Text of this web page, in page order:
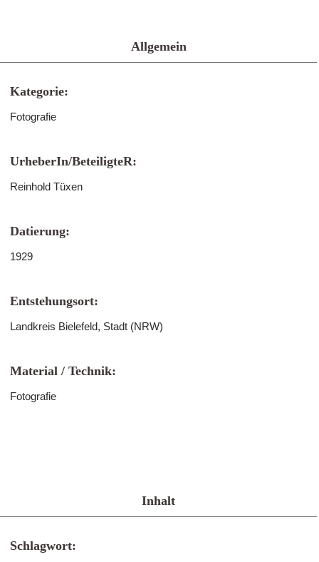
Allgemein
Kategorie:
Fotografie
UrheberIn/BeteiligteR:
Reinhold Tüxen
Datierung:
1929
Entstehungsort:
Landkreis Bielefeld, Stadt (NRW)
Material / Technik:
Fotografie
Inhalt
Schlagwort: